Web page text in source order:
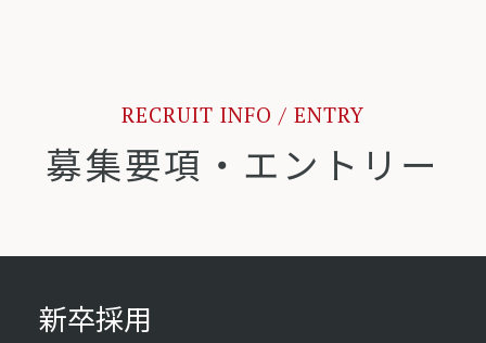
RECRUIT INFO / ENTRY
募集要項・エントリー
新卒採用